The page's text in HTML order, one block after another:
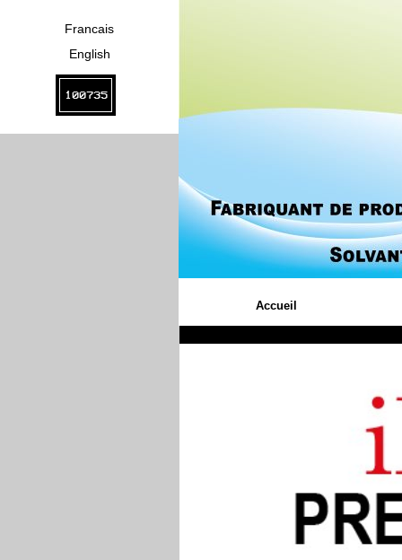
Francais
English
100735
Accueil